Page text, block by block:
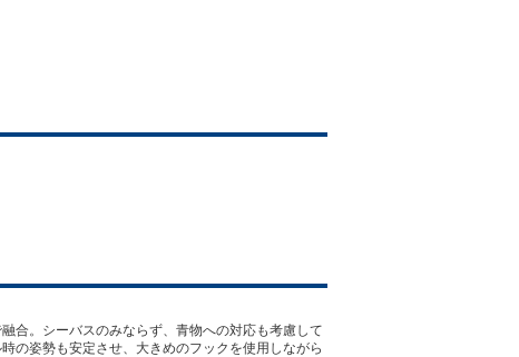
合。シーバスのみならず、青物への対応も考慮して
の姿勢も安定させ、大きめのフックを使用しながら